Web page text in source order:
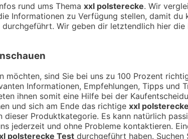
rund ums Thema xxl polsterecke. Wir
Informationen zu Verfügung stellen, damit
durchgeführt. Wir geben dir letztendlich hier
möchten, sind Sie bei uns zu 100 Prozent
Informationen, Empfehlungen, Tipps und
ihnen somit eine Hilfe bei der
und sich am Ende das richtige xxl polsterecke
Produktkategorie. Es kann natürlich
jederzeit und ohne Probleme kontaktieren.
polsterecke Test durchgeführt haben.